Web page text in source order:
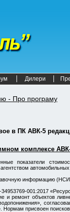
Дилери
- Про програму
в ПК АВК-5
комплексе
показатели
информацию
001:2017
и ремонт объектов
Нормам присвоен